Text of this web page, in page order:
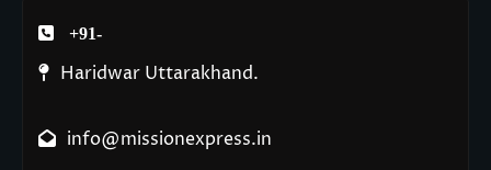
+91-
Haridwar Uttarakhand.
info@missionexpress.in